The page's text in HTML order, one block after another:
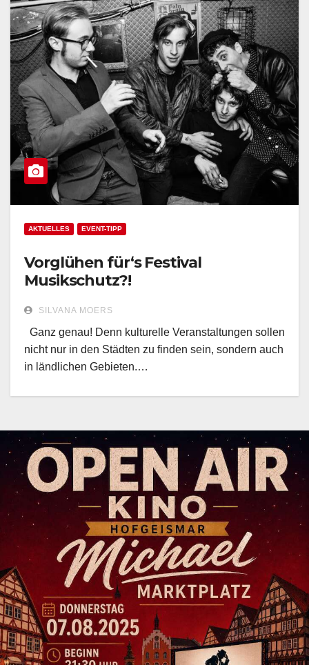
AKTUELLES EVENT-TIPP
Vorglühen für‘s Festival
Musikschutz?!
SILVANA MOERS
Ganz genau! Denn kulturelle Veranstaltungen sollen
nicht nur in den Städten zu finden sein, sondern auch
in ländlichen Gebieten.…